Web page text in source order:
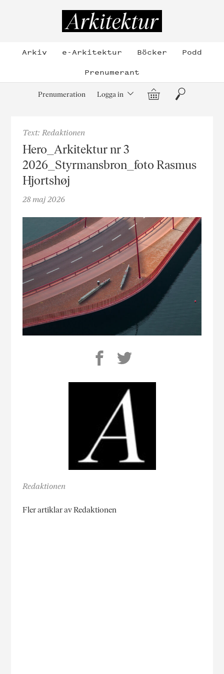
Arkiv e-Arkitektur Böcker
Podd
Prenumerant
Prenumeration Logga in Varukorg
Sök
Text: Redaktionen
Hero_Arkitektur nr 3
2026_Styrmansbron_foto Rasmus
Hjortshøj
28 maj 2026
Redaktionen
Fler artiklar av Redaktionen